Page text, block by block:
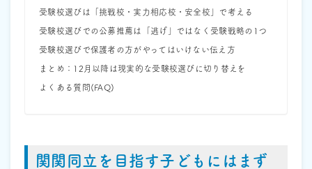
受験校選びは「挑戦校・実力相応校・安全校」で考える
受験校選びでの公募推薦は「逃げ」ではなく受験戦略の1つ
受験校選びで保護者の方がやってはいけない伝え方
まとめ：12月以降は現実的な受験校選びに切り替えを
よくある質問(FAQ)
関関同立を目指す子どもにはまず